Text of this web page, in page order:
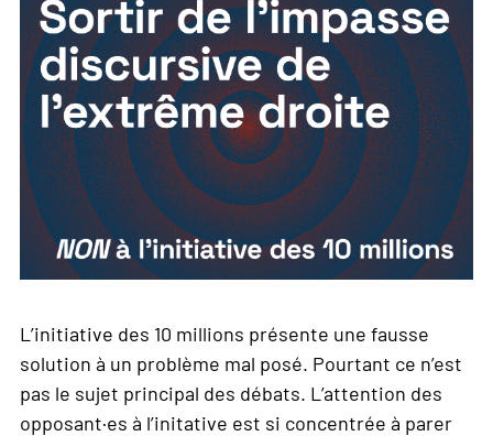
L’initiative des 10 millions présente une fausse
solution à un problème mal posé. Pourtant ce n’est
pas le sujet principal des débats. L’attention des
opposant·es à l’initative est si concentrée à parer